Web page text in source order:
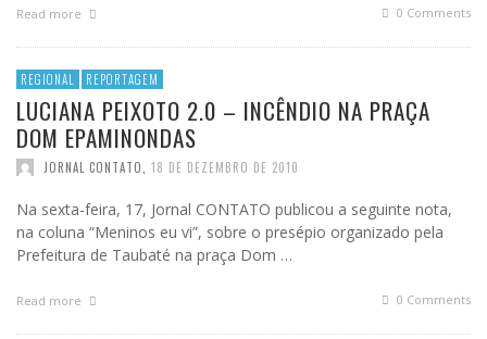
Read more 0 Comments
REGIONAL REPORTAGEM
LUCIANA PEIXOTO 2.0 – INCÊNDIO NA PRAÇA
DOM EPAMINONDAS
JORNAL CONTATO 18 DE DEZEMBRO DE 2010
Na sexta-feira, 17, Jornal CONTATO publicou a seguinte nota,
na coluna “Meninos eu vi”, sobre o presépio organizado pela
Prefeitura de Taubaté na praça Dom …
Read more 0 Comments